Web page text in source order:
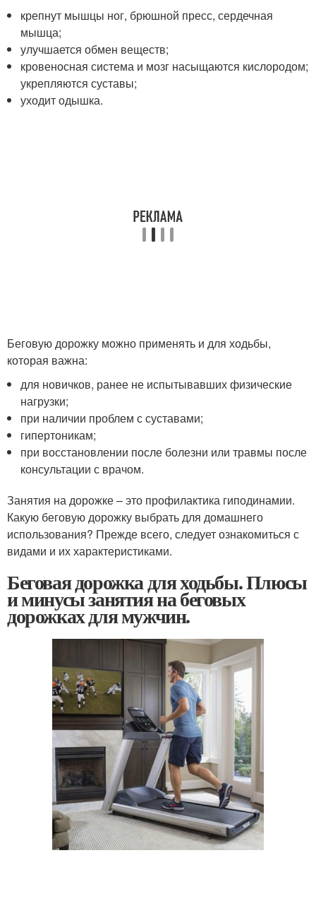
крепнут мышцы ног, брюшной пресс, сердечная
мышца;
улучшается обмен веществ;
кровеносная система и мозг насыщаются кислородом;
укрепляются суставы;
уходит одышка.
Беговую дорожку можно применять и для ходьбы,
которая важна:
для новичков, ранее не испытывавших физические
нагрузки;
при наличии проблем с суставами;
гипертоникам;
при восстановлении после болезни или травмы после
консультации с врачом.
Занятия на дорожке – это профилактика гиподинамии.
Какую беговую дорожку выбрать для домашнего
использования? Прежде всего, следует ознакомиться с
видами и их характеристиками.
Беговая дорожка для ходьбы. Плюсы
и минусы занятия на беговых
дорожках для мужчин.